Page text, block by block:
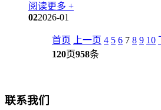
阅读更多 +
022026-01
首页 上一页 4 5 6 7 8 9 10
120页958条
联系我们